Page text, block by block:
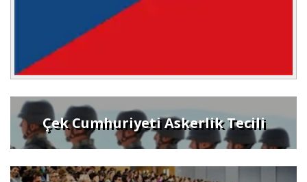
Çek Cumhuriyeti Askerlik Tecili